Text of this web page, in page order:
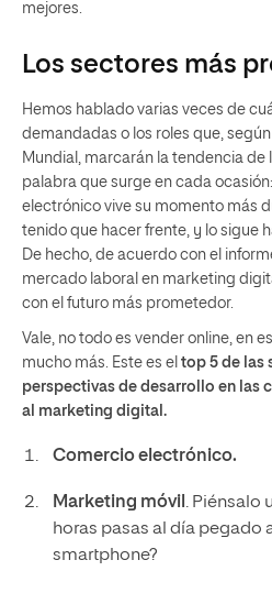
mejores.
Los sectores más
Hemos hablado varias veces de
demandadas o los roles que,
Mundial, marcarán la tendencia de
palabra que surge en cada ocasión:
electrónico vive su momento más
tenido que hacer frente, y lo sigue
De hecho, de acuerdo con el
mercado laboral en marketing
con el futuro más prometedor.
Vale, no todo es vender online, en
mucho más. Este es el top 5 de las
perspectivas de desarrollo en las
al marketing digital.
Comercio electrónico.
Marketing móvil . Piénsalo
horas pasas al día pegado
smartphone?